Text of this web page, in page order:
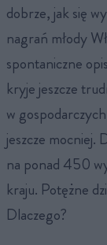
dobrze, jak się
nagrań młody
spontaniczne
kryje jeszcze
w
jeszcze
na ponad 450
kraju. Potężne
Dlaczego?